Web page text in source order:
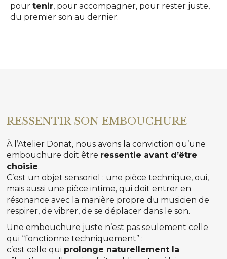
pour tenir, pour accompagner, pour rester juste,
du premier son au dernier.
RESSENTIR SON EMBOUCHURE
À l’Atelier Donat, nous avons la conviction qu’une
embouchure doit être ressentie avant d’être
choisie.
C’est un objet sensoriel : une pièce technique, oui,
mais aussi une pièce intime, qui doit entrer en
résonance avec la manière propre du musicien de
respirer, de vibrer, de se déplacer dans le son.
Une embouchure juste n’est pas seulement celle
qui “fonctionne techniquement” :
c’est celle qui prolonge naturellement la